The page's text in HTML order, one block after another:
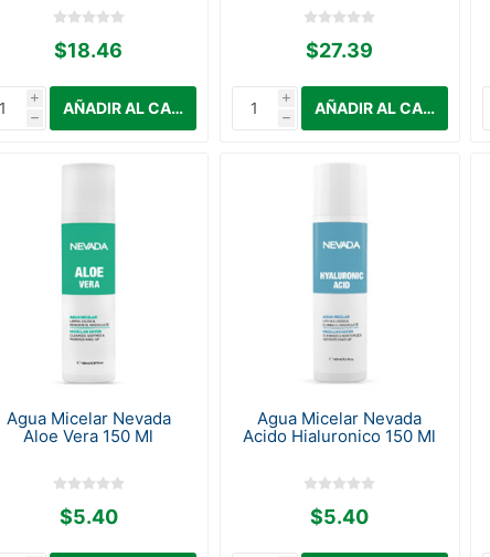
$18.46
i
h
$27.39
i
h
Agua Micelar Nevada
Aloe Vera 150 Ml
$5.40
Agua Micelar Nevada
Acido Hialuronico 150 Ml
$5.40